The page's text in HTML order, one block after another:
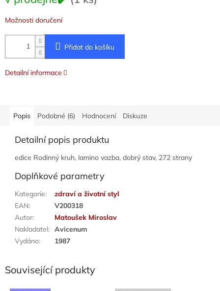
Možnosti doručení
Přidat do košíku
Detailní informace
Popis Podobné (6) Hodnocení Diskuze
Detailní popis produktu
edice Rodinný kruh, lamino vazba, dobrý stav, 272 strany
Doplňkové parametry
Kategorie:
zdraví a životní styl
EAN:
V200318
Autor:
Matoušek Miroslav
Nakladatel: Avicenum
Vydáno: 1987
Související produkty